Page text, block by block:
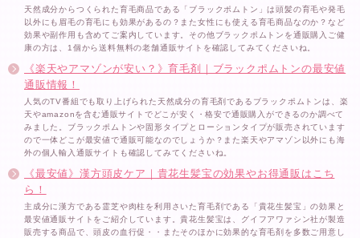
天然成分からつくられた育毛商品である「ブラックポムトン」は頭髪の育毛や発毛
以外にも眉毛の育毛にも効果があるの？また女性にも使える育毛商品なのか？など
効果や副作用も含めてご案内しています。その他ブラックポムトンを通販購入ご健
康の方は、1個から送料無料の老舗通販サイトを確認してみてくださいね。
《楽天やアマゾンが安い？》育毛剤｜ブラックポムトンの最安値
通販情報！
人気のTV番組でも取り上げられた天然成分の育毛剤であるブラックポムトンは、楽
天やamazonを含む通販サイトでどこが安く・格安で通販購入ができるのか調べて
みました。ブラックポムトンや固形タイプとローションタイプが販売されています
ので一体どこが最安値で通販可能なのでしょうか？また楽天やアマゾン以外にも海
外の個人輸入通販サイトも確認してみてくださいね。
《最安値》漢方頭皮ケア｜貴花生髪宝の効果やお得通販はこち
ら！
主成分に漢方である霊芝や肉柱を利用さいた育毛剤である「貴花生髪宝」の効果と
最安値通販サイトをご紹介しています。貴花生髪宝は、グイフアワァシン社が製造
販売する商品で、頭皮の血行促・・またそのほかに効果的な育毛剤を多数ご用意し